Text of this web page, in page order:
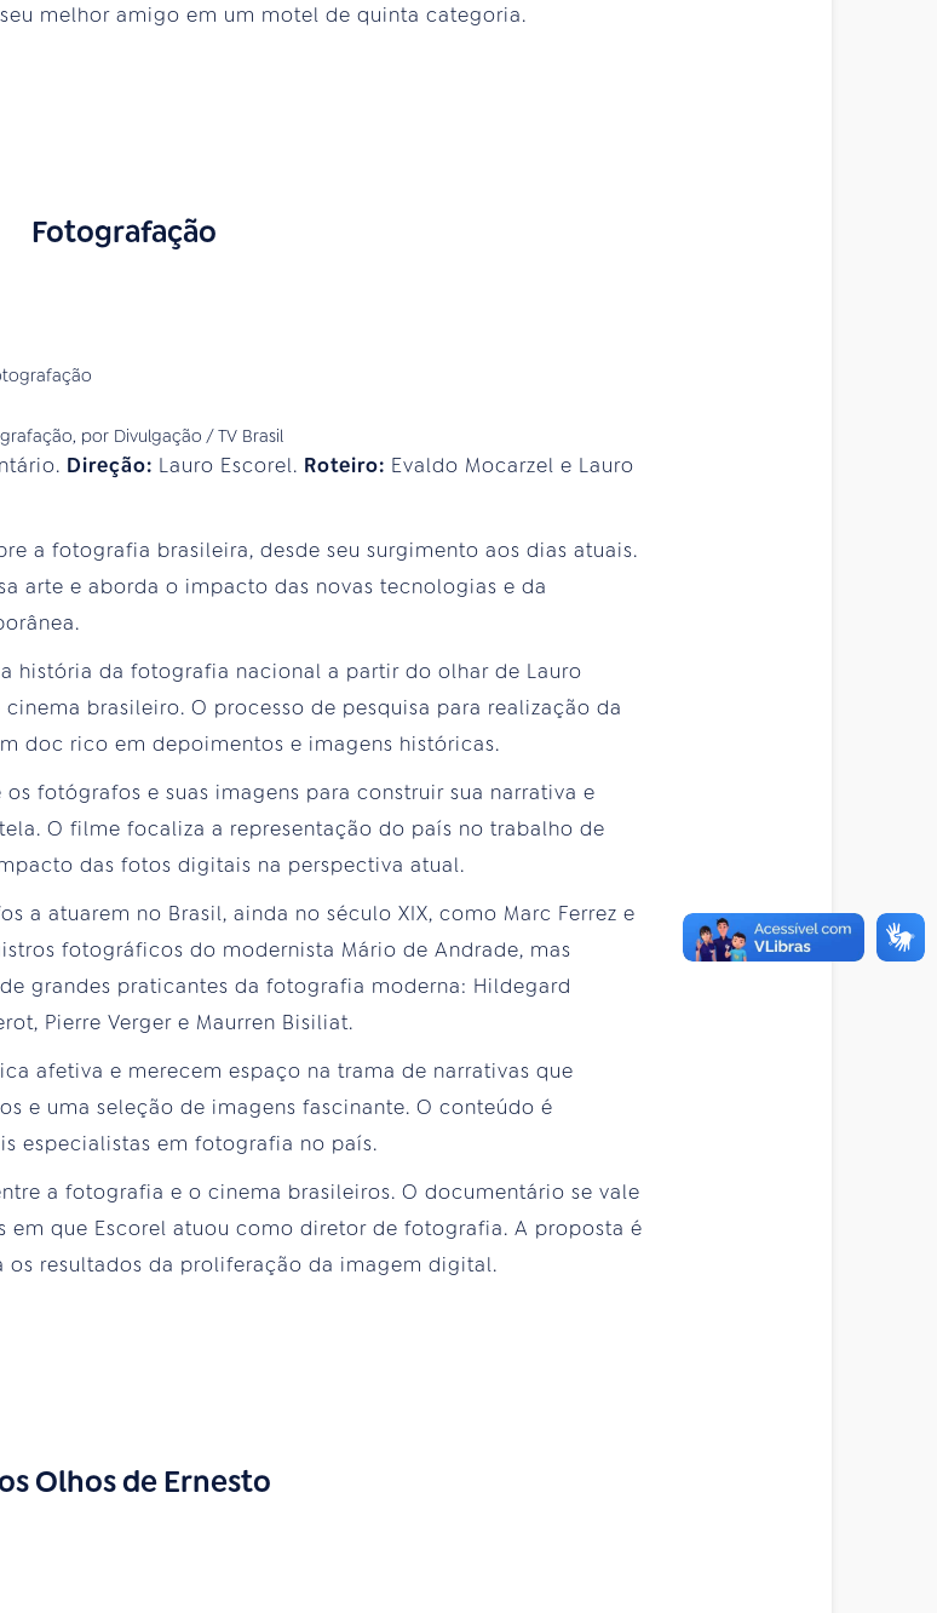
melhor amigo em um motel de quinta categoria.
Fotografação
por Divulgação / TV Brasil
Direção: Lauro Escorel. Roteiro: Evaldo Mocarzel e Lauro
a fotografia brasileira, desde seu surgimento aos dias atuais.
arte e aborda o impacto das novas tecnologias e da
história da fotografia nacional a partir do olhar de Lauro
brasileiro. O processo de pesquisa para realização da
doc rico em depoimentos e imagens históricas.
fotógrafos e suas imagens para construir sua narrativa e
O filme focaliza a representação do país no trabalho de
das fotos digitais na perspectiva atual.
a atuarem no Brasil, ainda no século XIX, como Marc Ferrez e
fotográficos do modernista Mário de Andrade, mas
grandes praticantes da fotografia moderna: Hildegard
Pierre Verger e Maurren Bisiliat.
afetiva e merecem espaço na trama de narrativas que
e uma seleção de imagens fascinante. O conteúdo é
especialistas em fotografia no país.
a fotografia e o cinema brasileiros. O documentário se vale
em que Escorel atuou como diretor de fotografia. A proposta é
os resultados da proliferação da imagem digital.
Olhos de Ernesto